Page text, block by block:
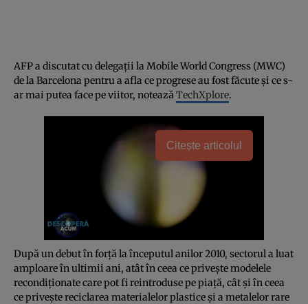
AFP a discutat cu delegații la Mobile World Congress (MWC)
de la Barcelona pentru a afla ce progrese au fost făcute și ce s-
ar mai putea face pe viitor, noteazăTechXplore.
Citește articolul
După un debut în forță la începutul anilor 2010, sectorul a luat
amploare în ultimii ani, atât în ceea ce privește modelele
recondiționate care pot fi reintroduse pe piață, cât și în ceea
ce privește reciclarea materialelor plastice și a metalelor rare